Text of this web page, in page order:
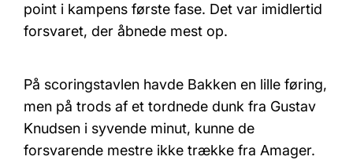
point i kampens første fase. Det var imidlertid
forsvaret, der åbnede mest op.
På scoringstavlen havde Bakken en lille føring,
men på trods af et tordnede dunk fra Gustav
Knudsen i syvende minut, kunne de
forsvarende mestre ikke trække fra Amager.